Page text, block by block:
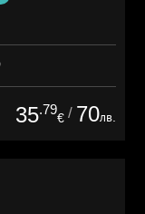
35.79
€ / 70лв.